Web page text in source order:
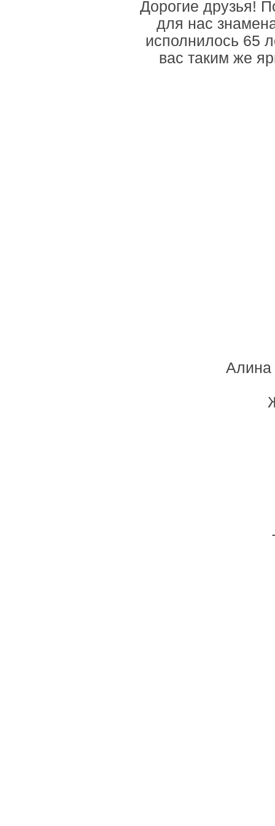
Дорогие друзья!
для нас
исполнилось 65
вас таким же
Алина